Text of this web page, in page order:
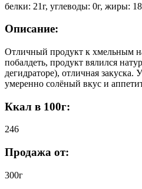
белки: 21г, углеводы: 0г, жиры:
Описание:
Отличный продукт к хмельным
побалдеть, продукт вялился
дегидраторе), отличная
умеренно солёный вкус и
Ккал в 100г:
246
Продажа от:
300г